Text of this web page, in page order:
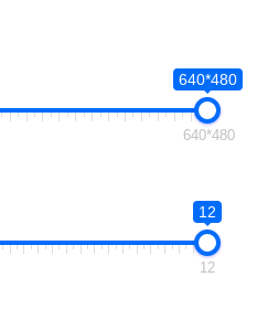
640*480
640*480
12
12